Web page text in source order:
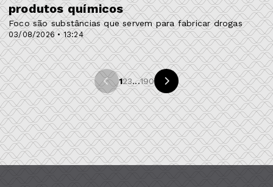
03/08/2026 • 13:24
produtos químicos
Foco são substâncias que servem para fabricar drogas
123...190